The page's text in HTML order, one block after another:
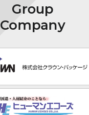
Group
Company